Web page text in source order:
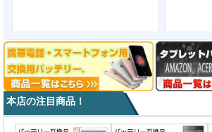
本店の注目商品！